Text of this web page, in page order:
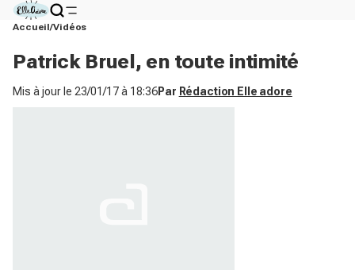
Accueil Vidéos
Patrick Bruel, en toute intimité
Mis à jour le 23/01/17 à 18:36Par Rédaction Elle adore